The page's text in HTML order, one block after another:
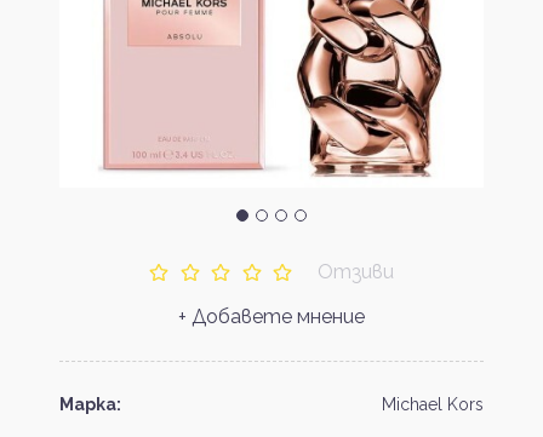
Отзиви
+ Добавете мнение
Марка: Michael Kors